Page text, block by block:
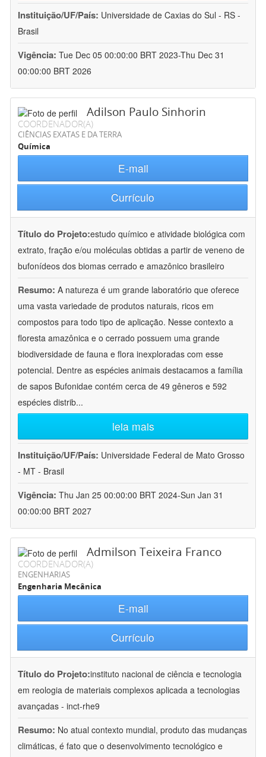
Instituição/UF/País: Universidade de Caxias do Sul - RS -
Brasil
Vigência: Tue Dec 05 00:00:00 BRT 2023-Thu Dec 31
00:00:00 BRT 2026
Adilson Paulo Sinhorin
COORDENADOR(A)
CIÊNCIAS EXATAS E DA TERRA
Química
E-mail
Currículo
Título do Projeto:estudo químico e atividade biológica com
extrato, fração e/ou moléculas obtidas a partir de veneno de
bufonídeos dos biomas cerrado e amazônico brasileiro
Resumo: A natureza é um grande laboratório que oferece
uma vasta variedade de produtos naturais, ricos em
compostos para todo tipo de aplicação. Nesse contexto a
floresta amazônica e o cerrado possuem uma grande
biodiversidade de fauna e flora inexploradas com esse
potencial. Dentre as espécies animais destacamos a família
de sapos Bufonidae contém cerca de 49 gêneros e 592
espécies distrib...
leia mais
Instituição/UF/País: Universidade Federal de Mato Grosso
- MT - Brasil
Vigência: Thu Jan 25 00:00:00 BRT 2024-Sun Jan 31
00:00:00 BRT 2027
Admilson Teixeira Franco
COORDENADOR(A)
ENGENHARIAS
Engenharia Mecânica
E-mail
Currículo
Título do Projeto:instituto nacional de ciência e tecnologia
em reologia de materiais complexos aplicada a tecnologias
avançadas - inct-rhe9
Resumo: No atual contexto mundial, produto das mudanças
climáticas, é fato que o desenvolvimento tecnológico e